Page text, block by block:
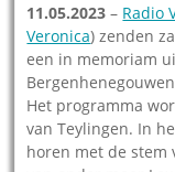
11.05.2023 – Radio
Veronica) zenden
een in memoriam
Het programma
van Teylingen. In
horen met de stem